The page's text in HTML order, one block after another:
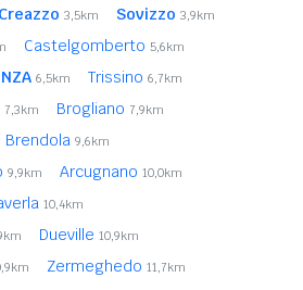
Creazzo 3,5km Sovizzo 3,9km
Castelgomberto 5,6km
6,5km Trissino 6,7km
7,3km Brogliano 7,9km
Brendola 9,6km
9,9km Arcugnano 10,0km
10,4km
Dueville 10,9km
Zermeghedo 11,7km